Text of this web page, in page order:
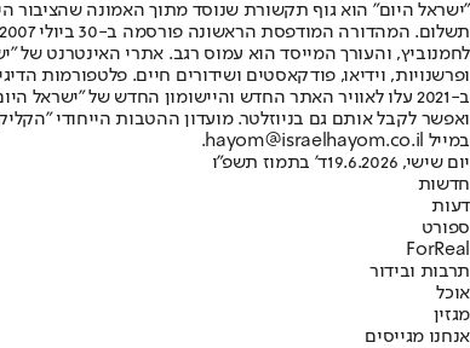
"ישראל היום" הוא גוף תקשורת שנוסד מתוך האמונה שהציבור
ופרשנויות, וידיאו, פודקאסטים ושידורים חיים. פלטפורמות
ב-2021 עלו לאוויר האתר החדש והיישומון החדש של
ואפשר לקבל אותם גם בניוזלטר. מועדון ההטבות הייחודי
במייל hayom@israelhayom.co.il.
יום שישי, 19.6.2026
ד' בתמוז תשפ"ו
חדשות
דעות
ספורט
ForReal
תרבות ובידור
אוכל
מגזין
אנחנו מגייסים